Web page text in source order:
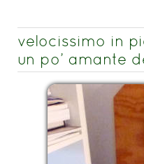
velocissimo in
un po’ amante